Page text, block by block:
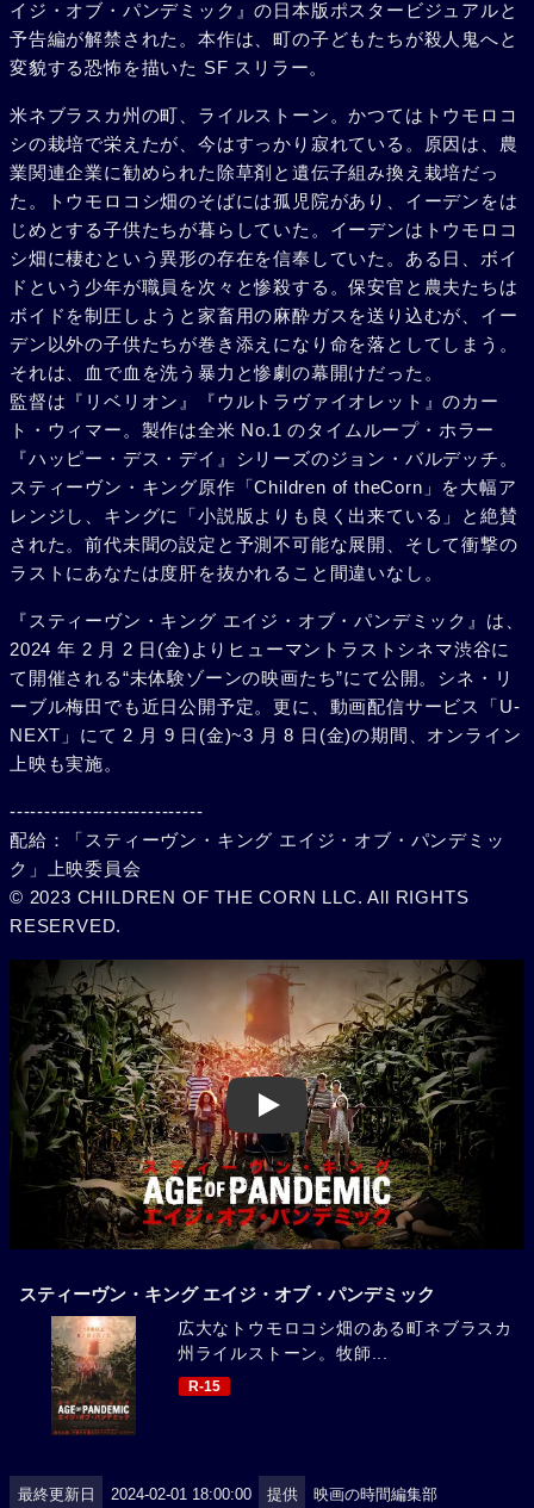
イジ・オブ・パンデミック』の日本版ポスタービジュアルと
予告編が解禁された。本作は、町の子どもたちが殺人鬼へと
変貌する恐怖を描いた SF スリラー。
米ネブラスカ州の町、ライルストーン。かつてはトウモロコ
シの栽培で栄えたが、今はすっかり寂れている。原因は、農
業関連企業に勧められた除草剤と遺伝子組み換え栽培だっ
た。トウモロコシ畑のそばには孤児院があり、イーデンをは
じめとする子供たちが暮らしていた。イーデンはトウモロコ
シ畑に棲むという異形の存在を信奉していた。ある日、ボイ
ドという少年が職員を次々と惨殺する。保安官と農夫たちは
ボイドを制圧しようと家畜用の麻酔ガスを送り込むが、イー
デン以外の子供たちが巻き添えになり命を落としてしまう。
それは、血で血を洗う暴力と惨劇の幕開けだった。
監督は『リベリオン』『ウルトラヴァイオレット』のカー
ト・ウィマー。製作は全米 No.1 のタイムループ・ホラー
『ハッピー・デス・デイ』シリーズのジョン・バルデッチ。
スティーヴン・キング原作「Children of theCorn」を大幅ア
レンジし、キングに「小説版よりも良く出来ている」と絶賛
された。前代未聞の設定と予測不可能な展開、そして衝撃の
ラストにあなたは度肝を抜かれること間違いなし。
『スティーヴン・キング エイジ・オブ・パンデミック』は、
2024 年 2 月 2 日(金)よりヒューマントラストシネマ渋谷に
て開催される“未体験ゾーンの映画たち”にて公開。シネ・リ
ーブル梅田でも近日公開予定。更に、動画配信サービス「U-
NEXT」にて 2 月 9 日(金)~3 月 8 日(金)の期間、オンライン
上映も実施。
----------------------------
配給：「スティーヴン・キング エイジ・オブ・パンデミッ
ク」上映委員会
© 2023 CHILDREN OF THE CORN LLC. All RIGHTS
RESERVED.
Play
スティーヴン・キング エイジ・オブ・パンデミック
広大なトウモロコシ畑のある町ネブラスカ
州ライルストーン。牧師...
R-15
最終更新日 2024-02-01 18:00:00 提供 映画の時間編集部